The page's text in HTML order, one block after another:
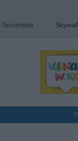
Ταυτότητα